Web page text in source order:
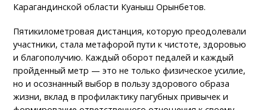
Карагандинской области Куаныш Орынбетов.
Пятикилометровая дистанция, которую преодолевали
участники, стала метафорой пути к чистоте, здоровью
и благополучию. Каждый оборот педалей и каждый
пройденный метр — это не только физическое усилие,
но и осознанный выбор в пользу здорового образа
жизни, вклад в профилактику пагубных привычек и